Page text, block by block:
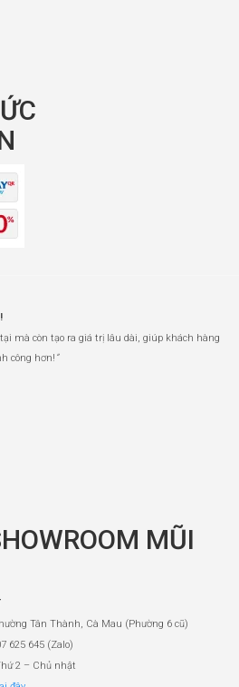
mà còn tạo ra giá trị lâu dài, giúp khách hàng
công hơn! ”
MŨI
Tân Thành, Cà Mau (Phường 6 cũ)
625 645 (Zalo)
2 – Chủ nhật